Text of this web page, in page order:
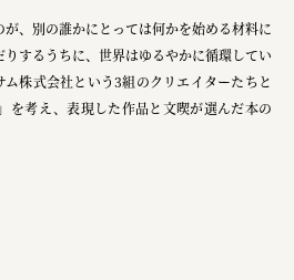
ジャパン株式会社
ス株式会社
、別の誰かにとっては何かを始める材料に
するうちに、世界はゆるやかに循環してい
株式会社という3組のクリエイターたちと
を考え、表現した作品と文喫が選んだ本の